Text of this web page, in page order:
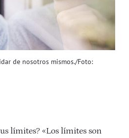
de nosotros mismos./Foto:
límites? «Los límites son